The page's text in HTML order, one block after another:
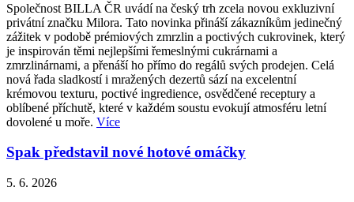
Společnost BILLA ČR uvádí na český trh zcela novou exkluzivní
privátní značku Milora. Tato novinka přináší zákazníkům jedinečný
zážitek v podobě prémiových zmrzlin a poctivých cukrovinek, který
je inspirován těmi nejlepšími řemeslnými cukrárnami a
zmrzlinárnami, a přenáší ho přímo do regálů svých prodejen. Celá
nová řada sladkostí i mražených dezertů sází na excelentní
krémovou texturu, poctivé ingredience, osvědčené receptury a
oblíbené příchutě, které v každém soustu evokují atmosféru letní
dovolené u moře. Více
Spak představil nové hotové omáčky
5. 6. 2026